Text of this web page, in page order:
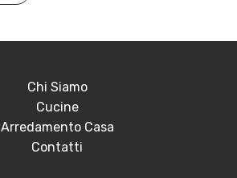
Chi Siamo
Cucine
Arredamento Casa
Contatti